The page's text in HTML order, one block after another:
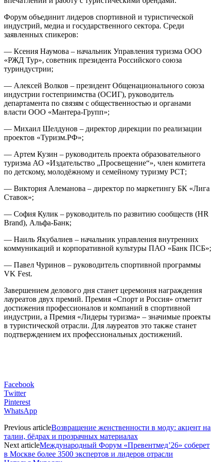
Форум объединит лидеров спортивной и туристической
индустрий, медиа и государственного сектора. Среди
заявленных спикеров:
— Ксения Наумова – начальник Управления туризма ООО
«РЖД Тур», советник президента Российского союза
туриндустрии;
— Алексей Волков – президент Общенационального союза
индустрии гостеприимства (ОСИГ), руководитель
департамента по связям с общественностью и органами
власти ООО «Мантера-Групп»;
— Михаил Шелдунов – директор дирекции по реализации
проектов «Туризм.РФ»;
— Артем Кузин – руководитель проекта образовательного
туризма АО «Издательство „Просвещение“», член комитета
по детскому, молодёжному и семейному туризму РСТ;
— Виктория Алеманова – директор по маркетингу БК «Лига
Ставок»;
— София Кулик – руководитель по развитию сообществ (HR
Brand), Альфа-Банк;
— Наиль Якубалиев – начальник управления внутренних
коммуникаций и корпоративной культуры ПАО «Банк ПСБ»;
— Павел Чуринов – руководитель спортивной программы
VK Fest.
Завершением делового дня станет церемония награждения
лауреатов двух премий. Премия «Спорт и Россия» отметит
достижения профессионалов и компаний в спортивной
индустрии, а Премия «Лидеры туризма» – значимые проекты
в туристической отрасли. Для лауреатов это также станет
подтверждением их профессиональных достижений.
Facebook
Twitter
Pinterest
WhatsApp
Previous articleВозвращение женственности в моду: акцент на
талии, бёдрах и прозрачных материалах
Next articleМеждународный Форум «Превентмед’26» соберет
в Москве более 3500 экспертов и лидеров отрасли